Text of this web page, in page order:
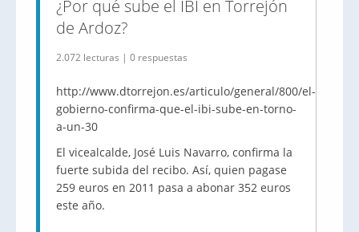
¿Por qué sube el IBI en Torrejón
de Ardoz?
2.072 lecturas | 0 respuestas
http://www.dtorrejon.es/articulo/general/800/el-
gobierno-confirma-que-el-ibi-sube-en-torno-
a-un-30
El vicealcalde, José Luis Navarro, confirma la
fuerte subida del recibo. Así, quien pagase
259 euros en 2011 pasa a abonar 352 euros
este año.